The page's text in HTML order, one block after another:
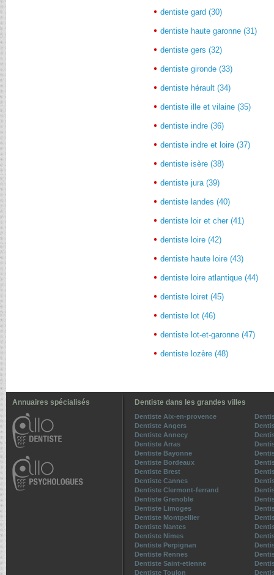
dentiste gard (30)
dentiste haute garonne (31)
dentiste gers (32)
dentiste gironde (33)
dentiste hérault (34)
dentiste ille et vilaine (35)
dentiste indre (36)
dentiste indre et loire (37)
dentiste isère (38)
dentiste jura (39)
dentiste landes (40)
dentiste loir et cher (41)
dentiste loire (42)
dentiste haute loire (43)
dentiste loire atlantique (44)
dentiste loiret (45)
dentiste lot (46)
dentiste lot-et-garonne (47)
dentiste lozère (48)
Annuaires spécialisés Dentiste dans les grandes villes
Dentiste Aix-en-provence
Dentiste Angers
Dentiste Annecy
Dentiste Arras
Dentiste Bayonne
Dentiste Bordeaux
Dentiste Brest
Dentiste Cannes
Dentiste Clermont-ferrand
Dentiste Grenoble
Dentiste Limoges
Dentiste Montpellier
Dentiste Nantes
Dentiste Nimes
Dentiste Perpignan
Dentiste Rennes
Dentiste Saint-etienne
Dentiste Toulon